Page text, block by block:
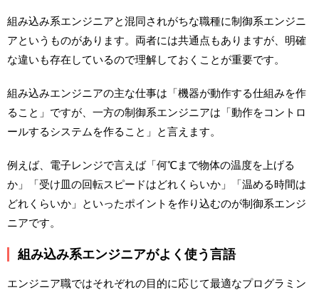
組み込み系エンジニアと混同されがちな職種に制御系エンジニ
アというものがあります。両者には共通点もありますが、明確
な違いも存在しているので理解しておくことが重要です。
組み込みエンジニアの主な仕事は「機器が動作する仕組みを作
ること」ですが、一方の制御系エンジニアは「動作をコントロ
ールするシステムを作ること」と言えます。
例えば、電子レンジで言えば「何℃まで物体の温度を上げる
か」「受け皿の回転スピードはどれくらいか」「温める時間は
どれくらいか」といったポイントを作り込むのが制御系エンジ
ニアです。
組み込み系エンジニアがよく使う言語
エンジニア職ではそれぞれの目的に応じて最適なプログラミン